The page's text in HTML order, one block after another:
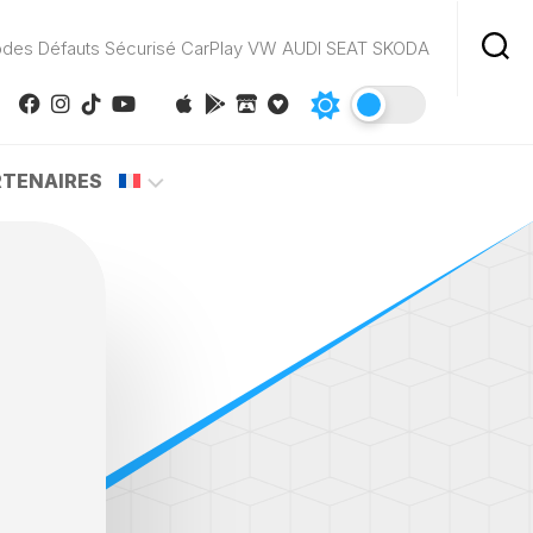
Défauts Sécurisé CarPlay VW AUDI SEAT SKODA